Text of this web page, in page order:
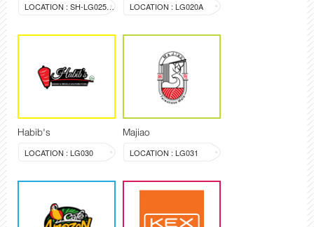
LOCATION : SH-LG025-028 LOCATION : LG020A
Habib's
LOCATION : LG030
Majiao
LOCATION : LG031